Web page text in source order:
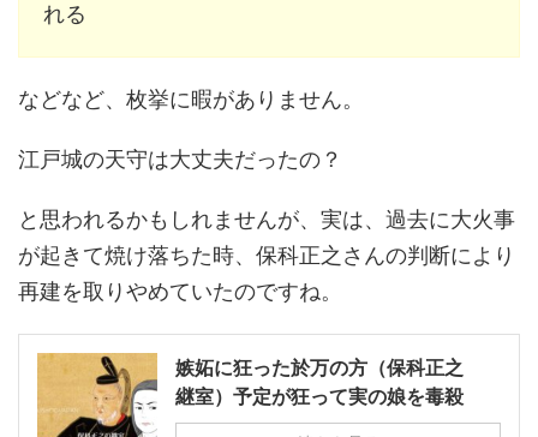
れる
などなど、枚挙に暇がありません。
江戸城の天守は大丈夫だったの？
と思われるかもしれませんが、実は、過去に大火事
が起きて焼け落ちた時、保科正之さんの判断により
再建を取りやめていたのですね。
嫉妬に狂った於万の方（保科正之
継室）予定が狂って実の娘を毒殺